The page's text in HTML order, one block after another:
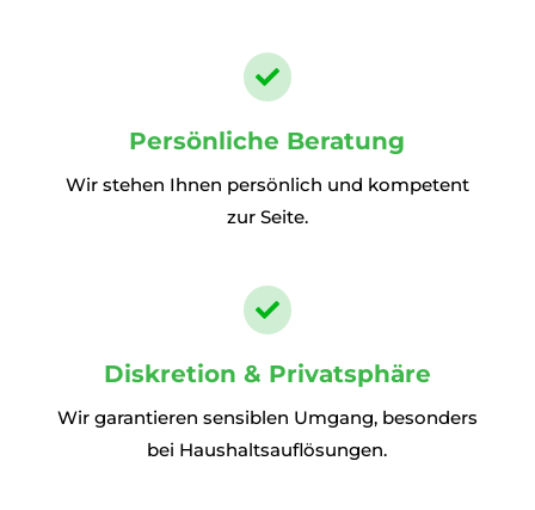

Persönliche Beratung
Wir stehen Ihnen persönlich und kompetent
zur Seite.

Diskretion & Privatsphäre
Wir garantieren sensiblen Umgang, besonders
bei Haushaltsauflösungen.